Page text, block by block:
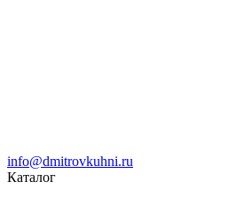
info@dmitrovkuhni.ru
Каталог